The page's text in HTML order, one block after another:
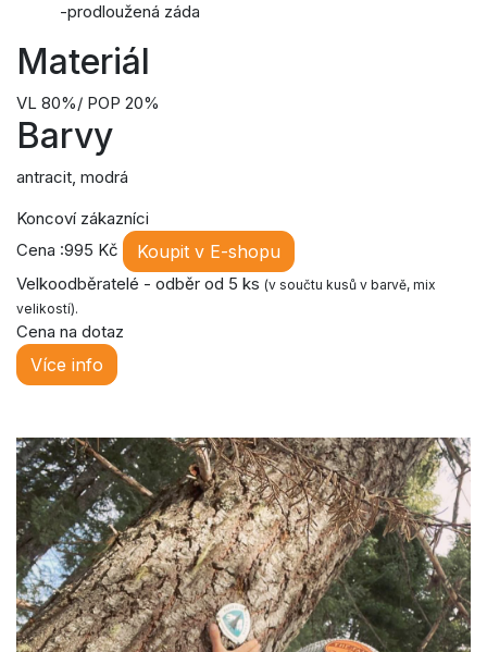
-prodloužená záda
Materiál
VL 80%/ POP 20%
Barvy
antracit, modrá
Koncoví zákazníci
Cena :995 Kč
Koupit v E-shopu
Velkoodběratelé - odběr od 5 ks (v součtu kusů v barvě, mix
velikostí).
Cena na dotaz
Více info